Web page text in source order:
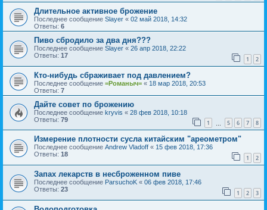
Длительное активное брожение
Последнее сообщение Slayer « 02 май 2018, 14:32
Ответы: 6
Пиво сбродило за два дня???
Последнее сообщение Slayer « 26 апр 2018, 22:22
Ответы: 17 1 2
Кто-нибудь сбраживает под давлением?
Последнее сообщение =Романыч= « 18 мар 2018, 20:53
Ответы: 7
Дайте совет по брожению
Последнее сообщение kryvis « 28 фев 2018, 10:18
Ответы: 79 1 5 6 7 8
Измерение плотности сусла китайским "ареометром"
Последнее сообщение Andrew Vladoff « 15 фев 2018, 17:36
Ответы: 18 1 2
Запах лекарств в несброженном пиве
Последнее сообщение ParsuchoK « 06 фев 2018, 17:46
Ответы: 23 1 2 3